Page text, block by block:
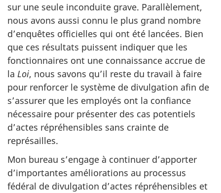
sur une seule inconduite grave. Parallèlement,
nous avons aussi connu le plus grand nombre
d’enquêtes officielles qui ont été lancées. Bien
que ces résultats puissent indiquer que les
fonctionnaires ont une connaissance accrue de
la Loi, nous savons qu’il reste du travail à faire
pour renforcer le système de divulgation afin de
s’assurer que les employés ont la confiance
nécessaire pour présenter des cas potentiels
d’actes répréhensibles sans crainte de
représailles.
Mon bureau s’engage à continuer d’apporter
d’importantes améliorations au processus
fédéral de divulgation d’actes répréhensibles et